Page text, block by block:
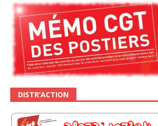
DISTR’ACTION